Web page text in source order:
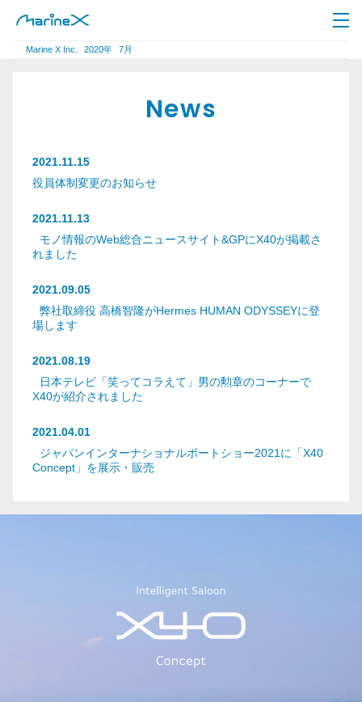
Marine X Inc. 2020年 7月
News
2021.11.15
役員体制変更のお知らせ
2021.11.13
モノ情報のWeb総合ニュースサイト&GPにX40が掲載さ
れました
2021.09.05
弊社取締役 高橋智隆がHermes HUMAN ODYSSEYに登
場します
2021.08.19
日本テレビ「笑ってコラえて」男の勲章のコーナーで
X40が紹介されました
2021.04.01
ジャパンインターナショナルボートショー2021に「X40
Concept」を展示・販売